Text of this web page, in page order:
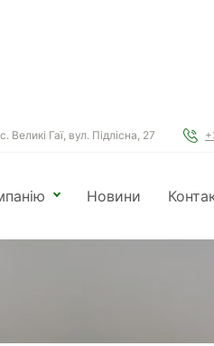
Новини
Великі Гаї, вул. Підлісна, 27